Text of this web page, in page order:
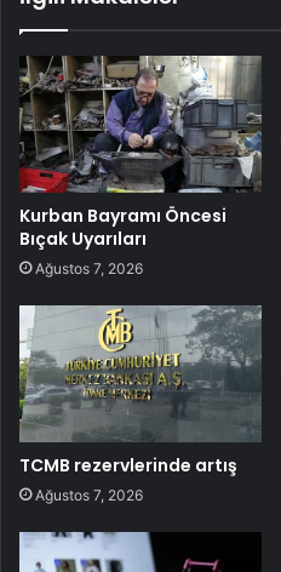
Kurban Bayramı Öncesi
Bıçak Uyarıları
Ağustos 7, 2026
TCMB rezervlerinde artış
Ağustos 7, 2026